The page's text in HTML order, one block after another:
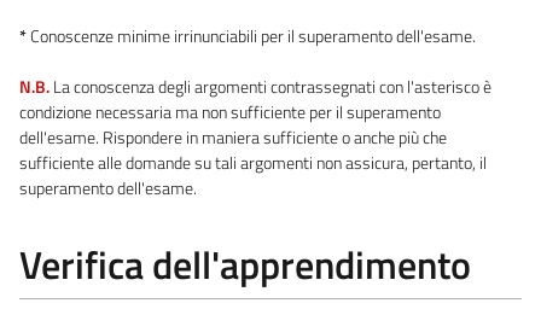
*Conoscenze minime irrinunciabili per il superamento dell'esame.
N.B.La conoscenza degli argomenti contrassegnati con l'asterisco è
condizione necessaria ma non sufficiente per il superamento
dell'esame. Rispondere in maniera sufficiente o anche più che
sufficiente alle domande su tali argomenti non assicura, pertanto, il
superamento dell'esame.
Verifica dell'apprendimento